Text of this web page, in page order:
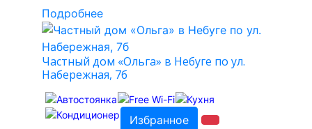
Подробнее
Частный дом «Ольга» в Небуге по ул.
Набережная, 7б
Избранное